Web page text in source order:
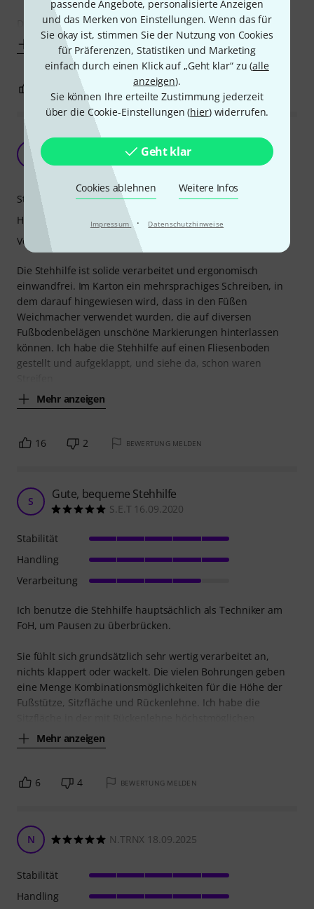
passende Angebote, personalisierte Anzeigen
und das Merken von Einstellungen. Wenn das für
Sie okay ist, stimmen Sie der Nutzung von Cookies
für Präferenzen, Statistiken und Marketing
einfach durch einen Klick auf „Geht klar“ zu (alle
anzeigen).
Sie können Ihre erteilte Zustimmung jederzeit
über die Cookie-Einstellungen (hier) widerrufen.
Geht klar
Cookies ablehnen Weitere Infos
Impressum · Datenschutzhinweise
Die Stehilfe ist grundsolide, durchdacht, hat viele (oben
Mehr anzeigen
0 BEWERTUNG MELDEN
Warum werden immer noch Weichmacher im
Kunststoff verwendet?
Musicalbox 03.01.2019
Die Stehhilfe ist solide verarbeitet und ergonomisch
einwandfrei. Im Karton ein mehrsprachiges Schreiben, in
dem darauf hingewiesen wird, dass in den Füßen
Weichmacher verwendet wurden, die auf diversen
Fußbodenbelägen unschöne Markierungen hinterlassen
können. Ich habe die Stehhilfe auf einen Fliesenboden
gestellt und aufgeklappt, und siehe da, schon waren
Mehr anzeigen
Stabilität
Handling
Verarbeitung
16 2 BEWERTUNG MELDEN
S Gute, bequeme Stehhilfe
S.E.T 16.09.2020
Ich benutze die Stehhilfe hauptsächlich als Techniker am
FoH, um Pausen zu überbrücken.
Sie fühlt sich grundsätzlich sehr wertig verarbeitet an,
nichts klappert oder wackelt. Die vielen Bohrungen geben
eine Menge Kombinationsmöglichkeiten für die Höhe der
Fußstütze, Sitzfläche und Rückenlehne. Ich habe die
Mehr anzeigen
Stabilität
Handling
Verarbeitung
6 4 BEWERTUNG MELDEN
N N.TRNX 18.09.2025
Stabilität
Handling